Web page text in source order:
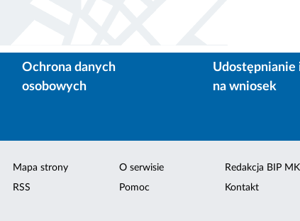
Ochrona danych
osobowych
Udostępnianie
na wniosek
Mapa strony
RSS
O serwisie
Pomoc
Redakcja BIP MK
Kontakt